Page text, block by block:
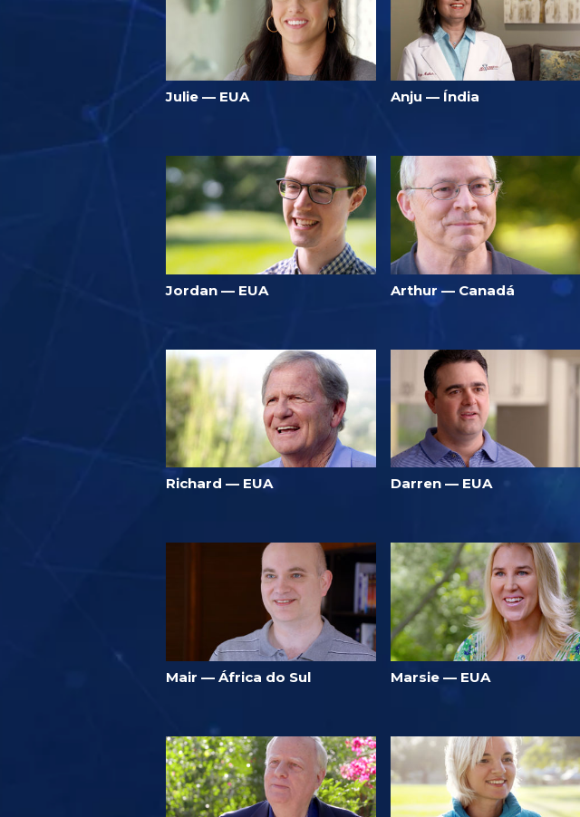
Julie — EUA Anju — Índia
Jordan — EUA Arthur — Canadá
Richard — EUA Darren — EUA
Mair — África do Sul Marsie — EUA